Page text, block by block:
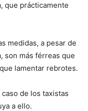
que prácticamente
medidas, a pesar de
son más férreas que
lamentar rebrotes.
de los taxistas
a ello.